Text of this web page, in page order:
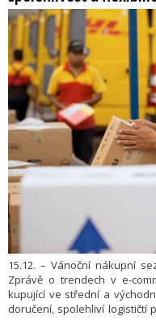
15.12. – Vánoční nákupní
Zprávě o trendech v e-
kupující ve střední a
doručení, spolehliví logističtí